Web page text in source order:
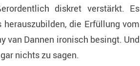
diskret verstärkt. Es
die Erfüllung vom
van Dannen ironisch besingt. Und
nichts zu sagen.